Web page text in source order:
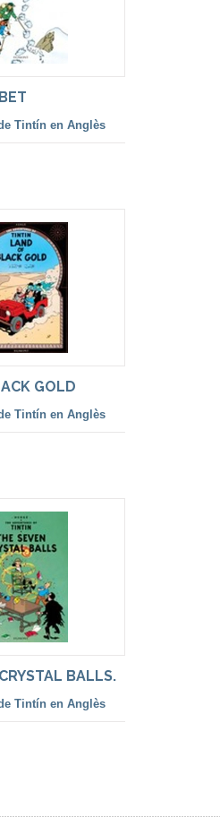
Tintín en Anglès
GOLD
Tintín en Anglès
BALLS.
Tintín en Anglès